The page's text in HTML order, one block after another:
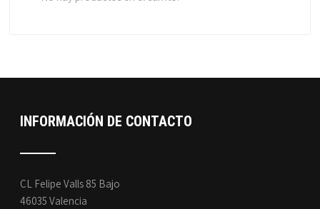
INFORMACIÓN DE CONTACTO
CL Felipe Valls 85 Bajo
46035 Valencia